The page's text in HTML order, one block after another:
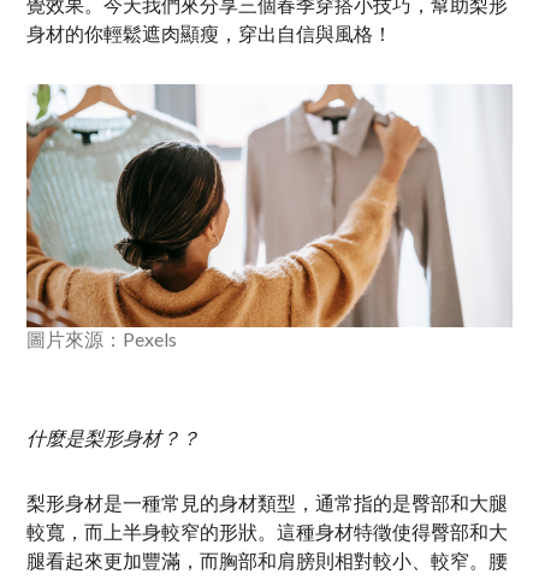
身材的你輕鬆遮肉顯瘦，穿出自信與風格！
圖片來源：Pexels
什麼是梨形身材？？
梨形身材是一種常見的身材類型，通常指的是臀部和大腿
較寬，而上半身較窄的形狀。這種身材特徵使得臀部和大
腿看起來更加豐滿，而胸部和肩膀則相對較小、較窄。腰